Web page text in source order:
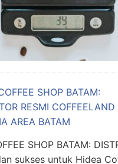
SHOP BATAM:
sukses untuk Hidea